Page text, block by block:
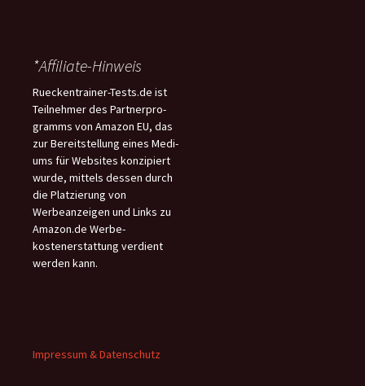
*Affiliate-Hinweis
Rueckentrainer-Tests.de ist
Teilnehmer des Partnerpro-
gramms von Amazon EU, das
zur Bereitstellung eines Medi-
ums für Websites konzipiert
wurde, mittels dessen durch
die Platzierung von
Werbeanzeigen und Links zu
Amazon.de Werbe-
kostenerstattung verdient
werden kann.
Impressum & Datenschutz